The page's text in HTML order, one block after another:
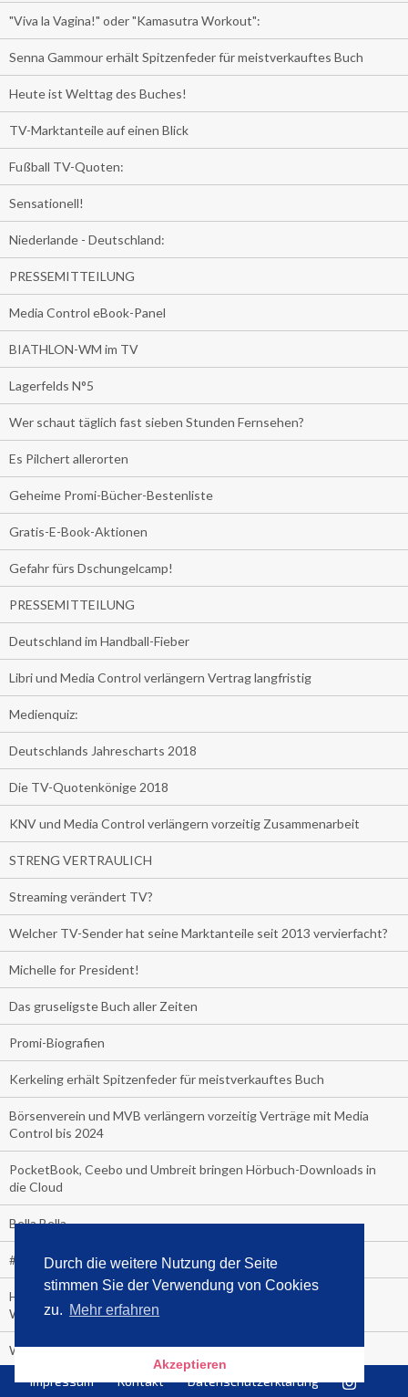
Durch die weitere Nutzung der Seite
stimmen Sie der Verwendung von Cookies
zu. Mehr erfahren
Akzeptieren
"Viva la Vagina!" oder "Kamasutra Workout":
Senna Gammour erhält Spitzenfeder für meistverkauftes Buch
Heute ist Welttag des Buches!
TV-Marktanteile auf einen Blick
Fußball TV-Quoten:
Sensationell!
Niederlande - Deutschland:
PRESSEMITTEILUNG
Media Control eBook-Panel
BIATHLON-WM im TV
Lagerfelds N°5
Wer schaut täglich fast sieben Stunden Fernsehen?
Es Pilchert allerorten
Geheime Promi-Bücher-Bestenliste
Gratis-E-Book-Aktionen
Gefahr fürs Dschungelcamp!
PRESSEMITTEILUNG
Deutschland im Handball-Fieber
Libri und Media Control verlängern Vertrag langfristig
Medienquiz:
Deutschlands Jahrescharts 2018
Die TV-Quotenkönige 2018
KNV und Media Control verlängern vorzeitig Zusammenarbeit
STRENG VERTRAULICH
Streaming verändert TV?
Welcher TV-Sender hat seine Marktanteile seit 2013 vervierfacht?
Michelle for President!
Das gruseligste Buch aller Zeiten
Promi-Biografien
Kerkeling erhält Spitzenfeder für meistverkauftes Buch
Börsenverein und MVB verlängern vorzeitig Verträge mit Media
Control bis 2024
PocketBook, Ceebo und Umbreit bringen Hörbuch-Downloads in
die Cloud
Bella Bella
#1-Bestseller: "Das ist Alpha!" von Kollegah
Hammer! "Fear: Trump in the White House" (auf Englisch) von
Watergate-Urgestein
Wie alt sind die TV-Zuschauer
Geisterfahrer auf Überholspur
Impressum Kontakt Datenschutzerklärung